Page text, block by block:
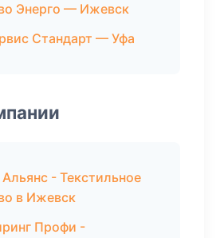
Энерго — Ижевск
Стандарт — Уфа
- Текстильное
в Ижевск
Профи -